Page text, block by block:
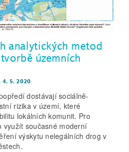
analytických metod
územních
4. 5. 2020
dostávají sociálně-
rizika v území, které
lokálních komunit. Pro
využít současné moderní
výskytu nelegálních drog v